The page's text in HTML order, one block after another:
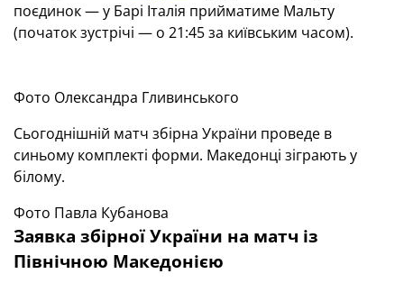
поєдинок — у Барі Італія прийматиме Мальту
(початок зустрічі — о 21:45 за київським часом).
Фото Олександра Гливинського
Сьогоднішній матч збірна України проведе в
синьому комплекті форми. Македонці зіграють у
білому.
Фото Павла Кубанова
Заявка збірної України на матч із
Північною Македонією